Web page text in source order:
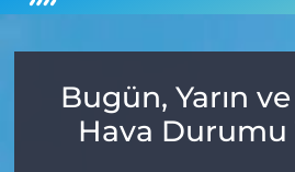
Bugün, Yarın
Hava Durumu
ASAYİŞ
EKONOMİ
İletişim
Süper Lig Puan
Son Dakika Haberleri